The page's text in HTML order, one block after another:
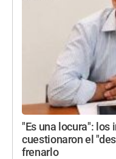
"Es una locura": los
cuestionaron el
frenarlo